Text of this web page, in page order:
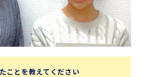
ことを教えてください